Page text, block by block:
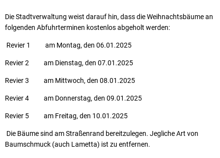
Die Stadtverwaltung weist darauf hin, dass die Weihnachtsbäume an
folgenden Abfuhrterminen kostenlos abgeholt werden:
Revier 1 am Montag, den 06.01.2025
Revier 2 am Dienstag, den 07.01.2025
Revier 3 am Mittwoch, den 08.01.2025
Revier 4 am Donnerstag, den 09.01.2025
Revier 5 am Freitag, den 10.01.2025
Die Bäume sind am Straßenrand bereitzulegen. Jegliche Art von
Baumschmuck (auch Lametta) ist zu entfernen.